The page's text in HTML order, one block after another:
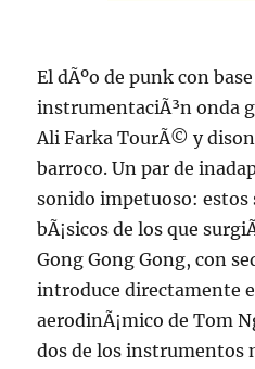
El dÃºo de punk con
instrumentaciÃ³n onda
Ali Farka TourÃ© y
barroco. Un par de
sonido impetuoso:
bÃ¡sicos de los que
Gong Gong Gong, con
introduce directamente
aerodinÃ¡mico de Tom
dos de los instrumentos